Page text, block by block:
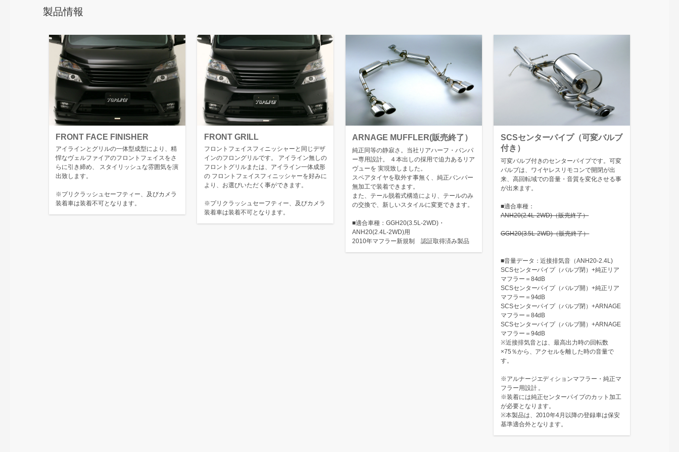
製品情報
FRONT FACE FINISHER
アイラインとグリルの一体型成型により、精
悍なヴェルファイアのフロントフェイスをさ
らに引き締め、 スタイリッシュな雰囲気を演
出致します。
※プリクラッシュセーフティー、及びカメラ
装着車は装着不可となります。
FRONT GRILL
フロントフェイスフィニッシャーと同じデザ
インのフロングリルです。 アイライン無しの
フロントグリルまたは、アイライン一体成形
の フロントフェイスフィニッシャーを好みに
より、お選びいただく事ができます。
※プリクラッシュセーフティー、及びカメラ
装着車は装着不可となります。
ARNAGE MUFFLER(販売終了）
純正同等の静寂さ。当社リアハーフ・バンパ
ー専用設計。 ４本出しの採用で迫力あるリア
ヴューを 実現致しました。
スペアタイヤを取外す事無く、純正バンパー
無加工で装着できます。
また、テール脱着式構造により、テールのみ
の交換で、新しいスタイルに変更できます。
■適合車種：GGH20(3.5L-2WD)・
ANH20(2.4L-2WD)用
2010年マフラー新規制 認証取得済み製品
SCSセンターパイプ（可変バルブ
付き）
可変バルブ付きのセンターパイプです。可変
バルブは、ワイヤレスリモコンで開閉が出
来、高回転域での音量・音質を変化させる事
が出来ます。
■適合車種：
ANH20(2.4L-2WD)（販売終了）
GGH20(3.5L-2WD)（販売終了）
■音量データ：近接排気音（ANH20-2.4L)
SCSセンターパイプ（バルブ閉）+純正リア
マフラー＝84dB
SCSセンターパイプ（バルブ開）+純正リア
マフラー＝94dB
SCSセンターパイプ（バルブ閉）+ARNAGE
マフラー＝84dB
SCSセンターパイプ（バルブ開）+ARNAGE
マフラー＝94dB
※近接排気音とは、最高出力時の回転数
×75％から、アクセルを離した時の音量で
す。
※アルナージエディションマフラー・純正マ
フラー用設計 。
※装着には純正センターパイプのカット加工
が必要となります。
※本製品は、2010年4月以降の登録車は保安
基準適合外となります。